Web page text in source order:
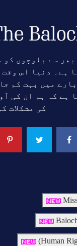
سے بلوچوں کو
ہے۔ دنیا اس
میں بہت کم
ہے کہ ہم ان کی
کی مشکلات
Human